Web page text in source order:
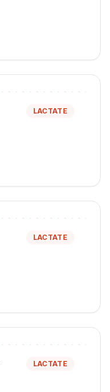
LACTATE
LACTATE
LACTATE